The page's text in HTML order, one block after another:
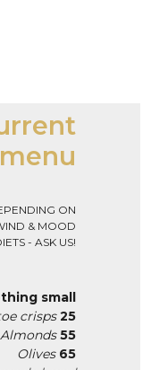
ON
& MOOD
- ASK US!
small
crisps 25
55
Olives 65